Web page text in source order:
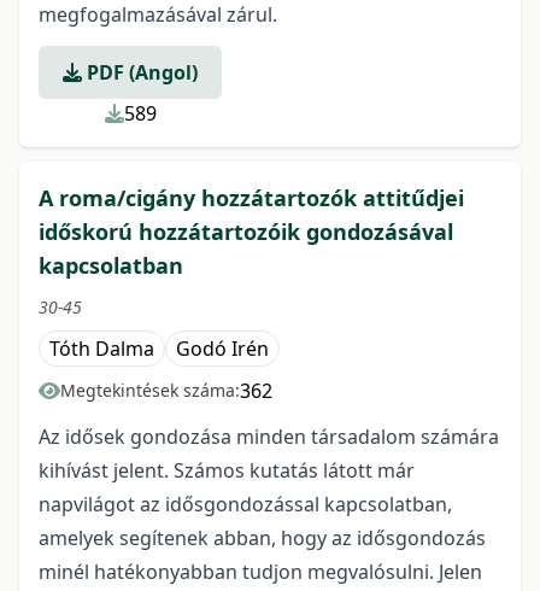
megfogalmazásával zárul.
PDF (Angol)
589
A roma/cigány hozzátartozók attitűdjei
időskorú hozzátartozóik gondozásával
kapcsolatban
30-45
Tóth Dalma Godó Irén
Megtekintések száma:362
Az idősek gondozása minden társadalom számára
kihívást jelent. Számos kutatás látott már
napvilágot az idősgondozással kapcsolatban,
amelyek segítenek abban, hogy az idősgondozás
minél hatékonyabban tudjon megvalósulni. Jelen